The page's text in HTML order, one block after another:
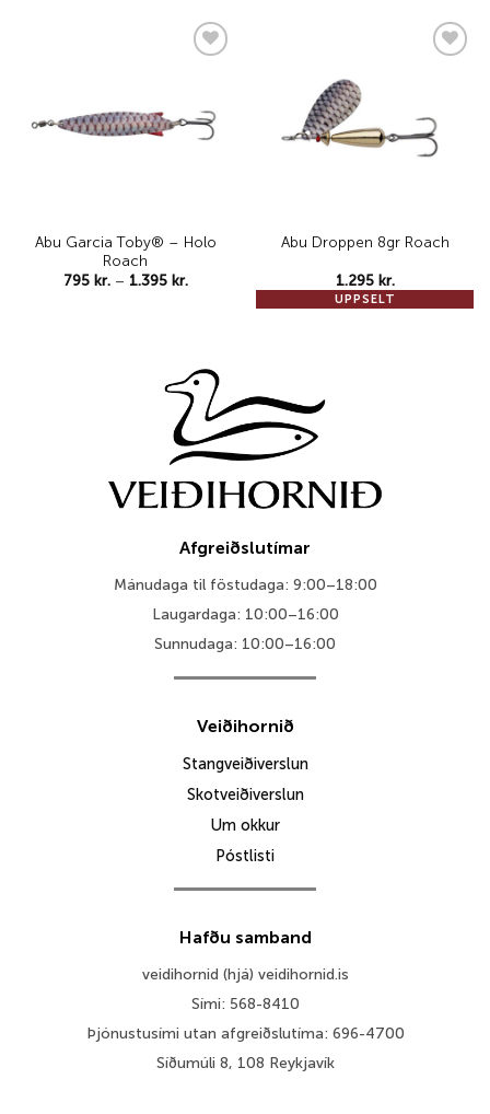
Abu Garcia Toby® – Holo
Roach
795 kr. – 1.395 kr.Price
UPPSELT
Abu Droppen 8gr Roach
1.295 kr.
Afgreiðslutímar
Mánudaga til föstudaga: 9:00–18:00
Laugardaga: 10:00–16:00
Sunnudaga: 10:00–16:00
Veiðihornið
Stangveiðiverslun
Skotveiðiverslun
Um okkur
Póstlisti
Hafðu samband
veidihornid (hjá) veidihornid.is
Sími: 568-8410
Þjónustusími utan afgreiðslutíma: 696-4700
Síðumúli 8, 108 Reykjavík